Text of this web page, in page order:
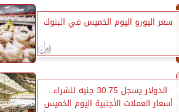
سعر اليورو اليوم الخميس في البنوك
الدولار يسجل 30.75 جنيه للشراء..
أسعار العملات الأجنبية اليوم الخميس